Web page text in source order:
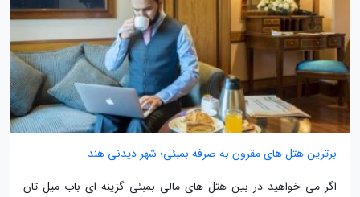
برترین هتل های مقرون به صرفه بمبئی؛ شهر دیدنی هند
اگر می خواهید در بین هتل های مالی بمبئی گزینه ای باب میل تان